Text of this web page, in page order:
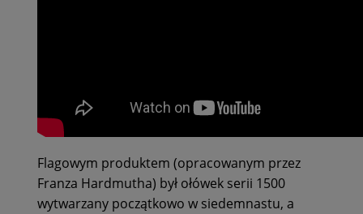
Flagowym produktem (opracowanym przez
Franza Hardmutha) był ołówek serii 1500
wytwarzany początkowo w siedemnastu, a